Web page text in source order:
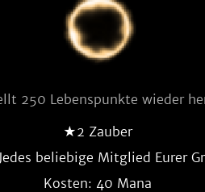
250 Lebenspunkte wieder
★2 Zauber
beliebige Mitglied Eurer
Kosten: 40 Mana